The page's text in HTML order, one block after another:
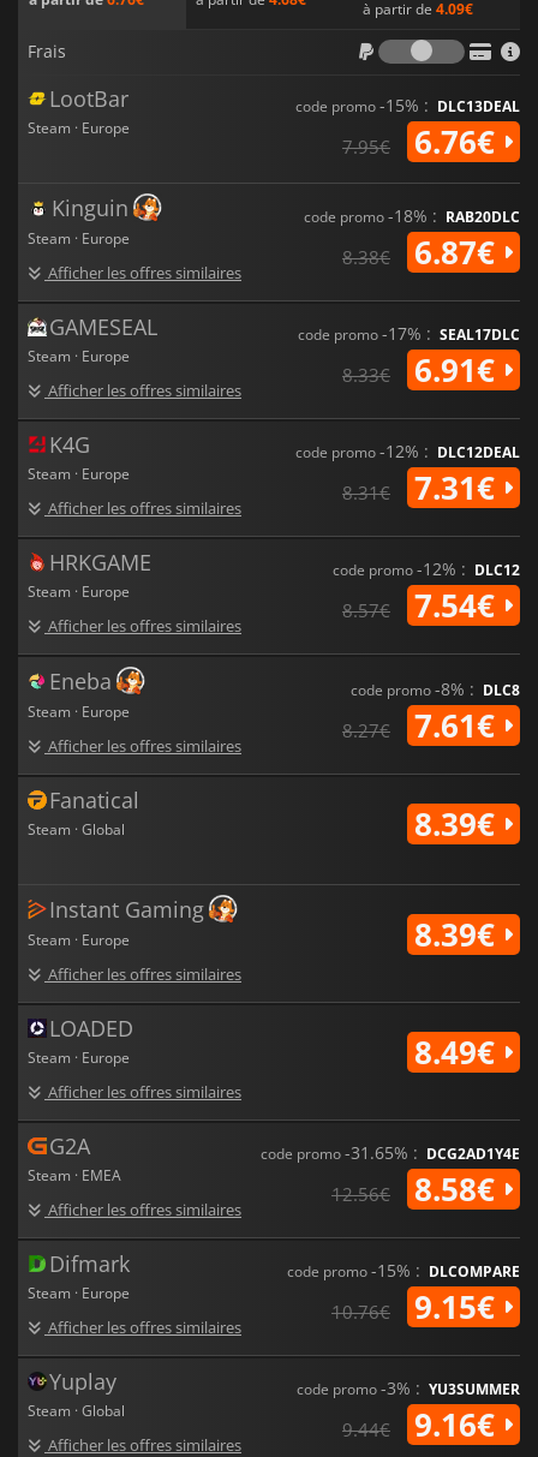
à partir de 4.09€
Frais
Frais
LootBar
Steam · Europe
code promo-15% : DLC13DEAL
7.95€ 6.76€
Kinguin
Steam · Europe
Afficher les offres similaires
code promo-18% : RAB20DLC
8.38€ 6.87€
GAMESEAL
Steam · Europe
Afficher les offres similaires
code promo-17% : SEAL17DLC
8.33€ 6.91€
K4G
Steam · Europe
Afficher les offres similaires
code promo-12% : DLC12DEAL
8.31€ 7.31€
HRKGAME
Steam · Europe
Afficher les offres similaires
code promo-12% : DLC12
8.57€ 7.54€
Eneba
Steam · Europe
Afficher les offres similaires
code promo-8% : DLC8
8.27€ 7.61€
Fanatical
Steam · Global 8.39€
Instant Gaming
Steam · Europe
Afficher les offres similaires
8.39€
LOADED
Steam · Europe
Afficher les offres similaires
8.49€
G2A
Steam · EMEA
Afficher les offres similaires
code promo-31.65% : DCG2AD1Y4E
12.56€ 8.58€
Difmark
Steam · Europe
Afficher les offres similaires
code promo-15% : DLCOMPARE
10.76€ 9.15€
Yuplay
Steam · Global
Afficher les offres similaires
code promo-3% : YU3SUMMER
9.44€ 9.16€